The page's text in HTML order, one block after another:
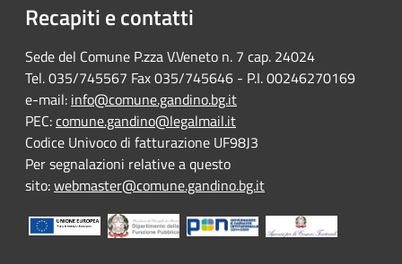
Recapiti e contatti
Sede del Comune P.zza V.Veneto n. 7 cap. 24024
Tel. 035/745567 Fax 035/745646 - P.I. 00246270169
e-mail: info@comune.gandino.bg.it
PEC:comune.gandino@legalmail.it
Codice Univoco di fatturazione UF98J3
Per segnalazioni relative a questo
sito:webmaster@comune.gandino.bg.it